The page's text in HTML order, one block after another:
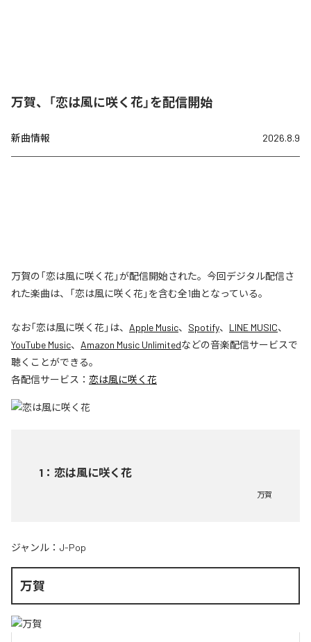
万賀、「恋は風に咲く花」を配信開始
新曲情報 2026.8.9
万賀の「恋は風に咲く花」が配信開始された。今回デジタル配信さ
れた楽曲は、「恋は風に咲く花」を含む全1曲となっている。
なお「恋は風に咲く花」は、 Apple Music、 Spotify、 LINE MUSIC、
YouTube Music、 Amazon Music Unlimitedなどの音楽配信サービスで
聴くことができる。
各配信サービス： 恋は風に咲く花
1 ： 恋は風に咲く花
万賀
ジャンル： J-Pop
万賀